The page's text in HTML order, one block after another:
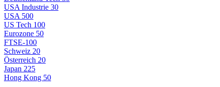
USA Industrie 30
USA 500
US Tech 100
Eurozone 50
FTSE-100
Schweiz 20
Österreich 20
Japan 225
Hong Kong 50